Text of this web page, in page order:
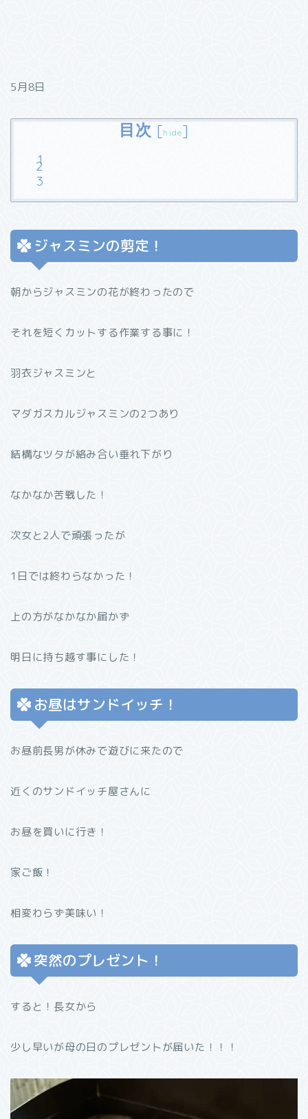
5月8日
目次 [hide]
ジャスミンの剪定！
朝からジャスミンの花が終わったので
それを短くカットする作業する事に！
羽衣ジャスミンと
マダガスカルジャスミンの2つあり
結構なツタが絡み合い垂れ下がり
なかなか苦戦した！
次女と2人で頑張ったが
1日では終わらなかった！
上の方がなかなか届かず
明日に持ち越す事にした！
お昼はサンドイッチ！
お昼前長男が休みで遊びに来たので
近くのサンドイッチ屋さんに
お昼を買いに行き！
家ご飯！
相変わらず美味い！
突然のプレゼント！
すると！長女から
少し早いが母の日のプレゼントが届いた！！！